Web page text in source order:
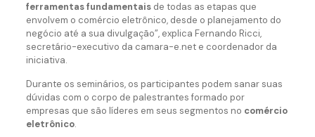
ferramentas fundamentaisde todas as etapas que
envolvem o comércio eletrônico, desde o planejamento do
negócio até a sua divulgação”, explica Fernando Ricci,
secretário-executivo da camara-e.net e coordenador da
iniciativa.
Durante os seminários, os participantes podem sanar suas
dúvidas com o corpo de palestrantes formado por
empresas que são líderes em seus segmentos no comércio
eletrônico.